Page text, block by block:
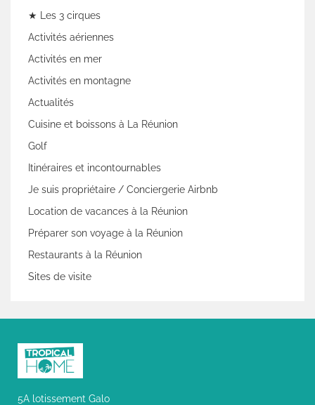
★ Les 3 cirques
Activités aériennes
Activités en mer
Activités en montagne
Actualités
Cuisine et boissons à La Réunion
Golf
Itinéraires et incontournables
Je suis propriétaire / Conciergerie Airbnb
Location de vacances à la Réunion
Préparer son voyage à la Réunion
Restaurants à la Réunion
Sites de visite
5A lotissement Galo